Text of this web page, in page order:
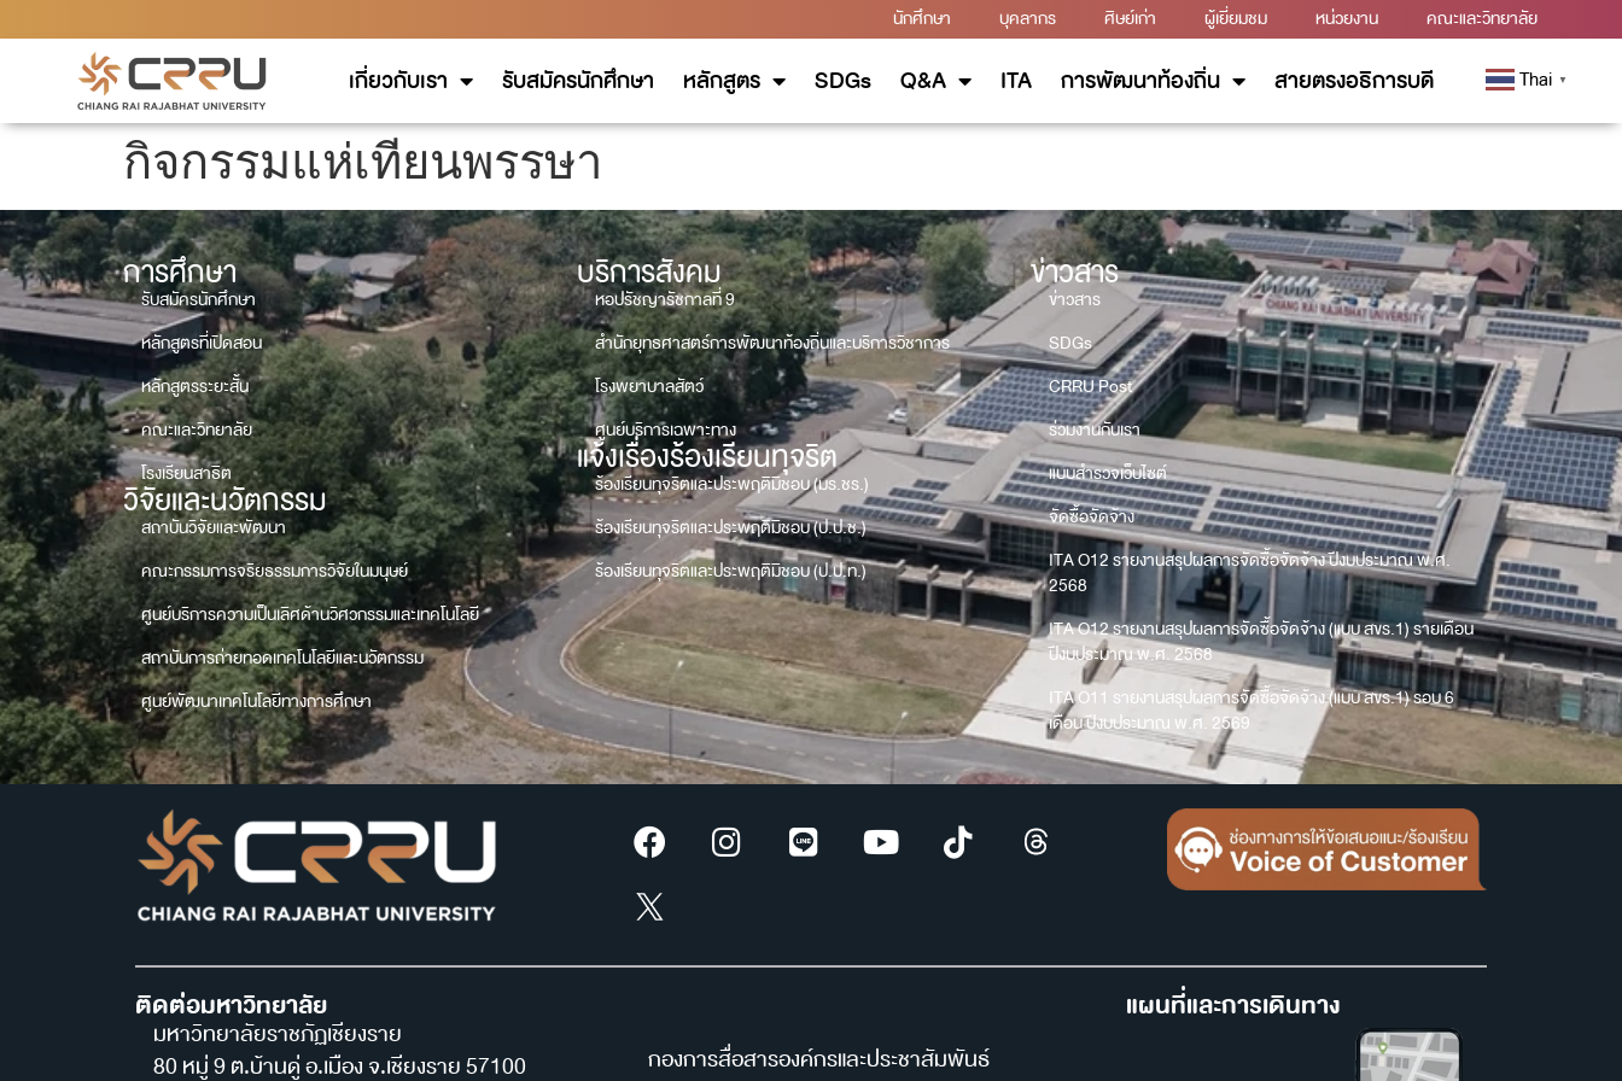
นักศึกษา บุคลากร ศิษย์เก่า ผู้เยี่ยมชม หน่วยงาน คณะและวิทยาลัย
เกี่ยวกับเรา รับสมัครนักศึกษา หลักสูตร SDGs Q&A ITA การพัฒนาท้องถิ่น สายตรงอธิการบดี Thai ▼
กิจกรรมแห่เทียนพรรษา
การศึกษา
รับสมัครนักศึกษา
หลักสูตรที่เปิดสอน
หลักสูตรระยะสั้น
คณะและวิทยาลัย
โรงเรียนสาธิต
วิจัยและนวัตกรรม
สถาบันวิจัยและพัฒนา
คณะกรรมการจริยธรรมการวิจัยในมนุษย์
ศูนย์บริการความเป็นเลิศด้านวิศวกรรมและเทคโนโลยี
สถาบันการถ่ายทอดเทคโนโลยีและนวัตกรรม
ศูนย์พัฒนาเทคโนโลยีทางการศึกษา
บริการสังคม
หอปรัชญารัชกาลที่ 9
สำนักยุทธศาสตร์การพัฒนาท้องถิ่นและบริการวิชาการ
โรงพยาบาลสัตว์
ศูนย์บริการเฉพาะทาง
แจ้งเรื่องร้องเรียนทุจริต
ร้องเรียนทุจริตและประพฤติมิชอบ (มร.ชร.)
ร้องเรียนทุจริตและประพฤติมิชอบ (ป.ป.ช.)
ร้องเรียนทุจริตและประพฤติมิชอบ (ป.ป.ท.)
ข่าวสาร
ข่าวสาร
SDGs
CRRU Post
ร่วมงานกับเรา
แบบสำรวจเว็บไซต์
จัดซื้อจัดจ้าง
ITA O12 รายงานสรุปผลการจัดซื้อจัดจ้าง ปีงบประมาณ พ.ศ.
2568
ITA O12 รายงานสรุปผลการจัดซื้อจัดจ้าง (แบบ สขร.1) รายเดือน
ปีงบประมาณ พ.ศ. 2568
ITA O11 รายงานสรุปผลการจัดซื้อจัดจ้าง (แบบ สขร.1) รอบ 6
เดือน ปีงบประมาณ พ.ศ. 2569
ติดต่อมหาวิทยาลัย
มหาวิทยาลัยราชภัฏเชียงราย
80 หมู่ 9 ต.บ้านดู่ อ.เมือง จ.เชียงราย 57100
กองการสื่อสารองค์กรและประชาสัมพันธ์
แผนที่และการเดินทาง